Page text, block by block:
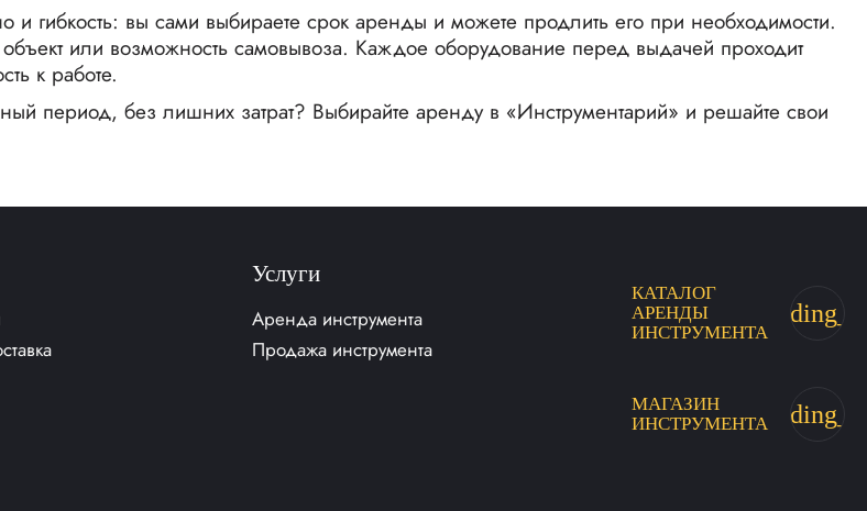
гибкость: вы сами выбираете срок аренды и можете продлить его при необходимости.
или возможность самовывоза. Каждое оборудование перед выдачей проходит
к работе.
период, без лишних затрат? Выбирайте аренду в «Инструментарий» и решайте свои
Услуги
Аренда инструмента
Продажа инструмента
КАТАЛОГ
АРЕНДЫ
ИНСТРУМЕНТА
МАГАЗИН
ИНСТРУМЕНТА